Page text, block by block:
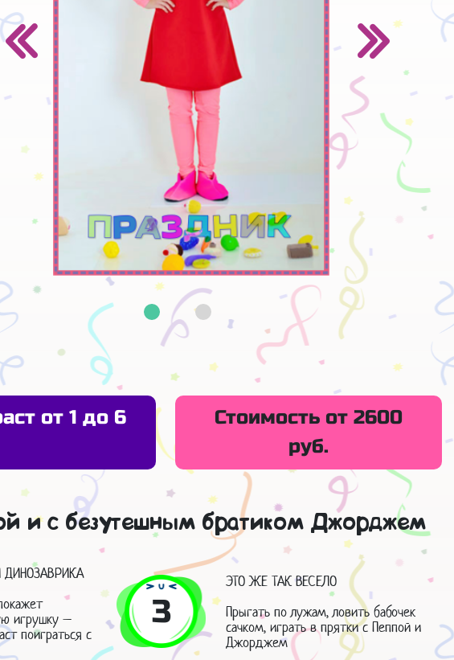
от 1 до 6
Стоимость от 2600
руб.
и с безутешным братиком Джорджем
игрушку –
поиграться с
3
ЭТО ЖЕ ТАК ВЕСЕЛО
Прыгать по лужам, ловить бабочек
сачком, играть в прятки с Пеппой и
Джорджем